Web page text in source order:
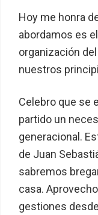
Hoy me honra
abordamos es
organización
nuestros
Celebro que se
partido un
generacional.
de Juan
sabremos
casa.
gestiones